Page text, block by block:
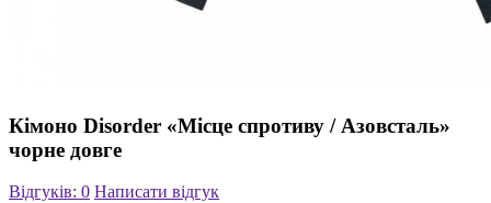
Кімоно Disorder «Місце спротиву / Азовсталь»
чорне довге
Відгуків: 0 Написати відгук